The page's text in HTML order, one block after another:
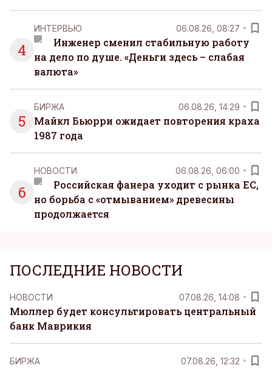
4
ИНТЕРВЬЮ 06.08.26, 08:27
Инженер сменил стабильную работу
на дело по душе. «Деньги здесь – слабая
валюта»
5
БИРЖА 06.08.26, 14:29
Майкл Бьюрри ожидает повторения краха
1987 года
6
НОВОСТИ 06.08.26, 06:00
Российская фанера уходит с рынка ЕС,
но борьба с «отмыванием» древесины
продолжается
ПОСЛЕДНИЕ НОВОСТИ
НОВОСТИ 07.08.26, 14:08
Мюллер будет консультировать центральный
банк Маврикия
БИРЖА 07.08.26, 12:32